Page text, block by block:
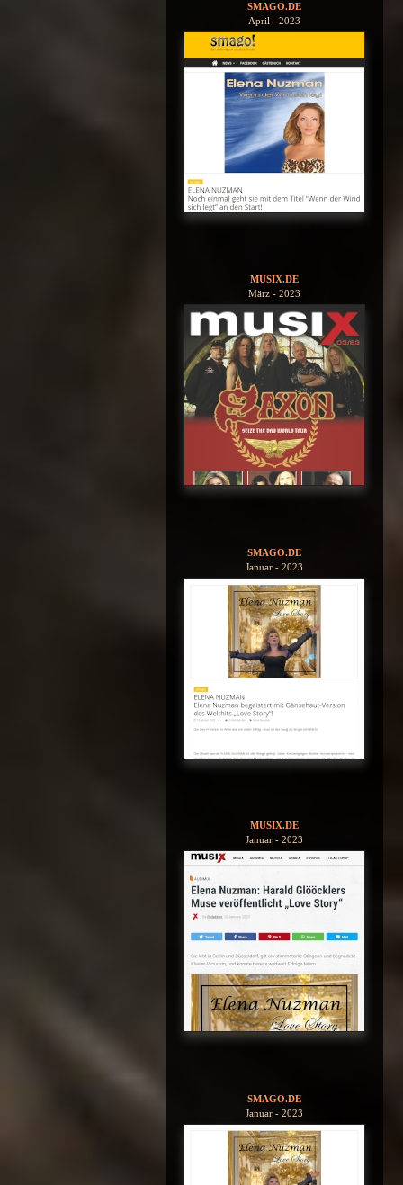
SMAGO.DE
April - 2023
MUSIX.DE
März - 2023
SMAGO.DE
Januar - 2023
MUSIX.DE
Januar - 2023
SMAGO.DE
Januar - 2023